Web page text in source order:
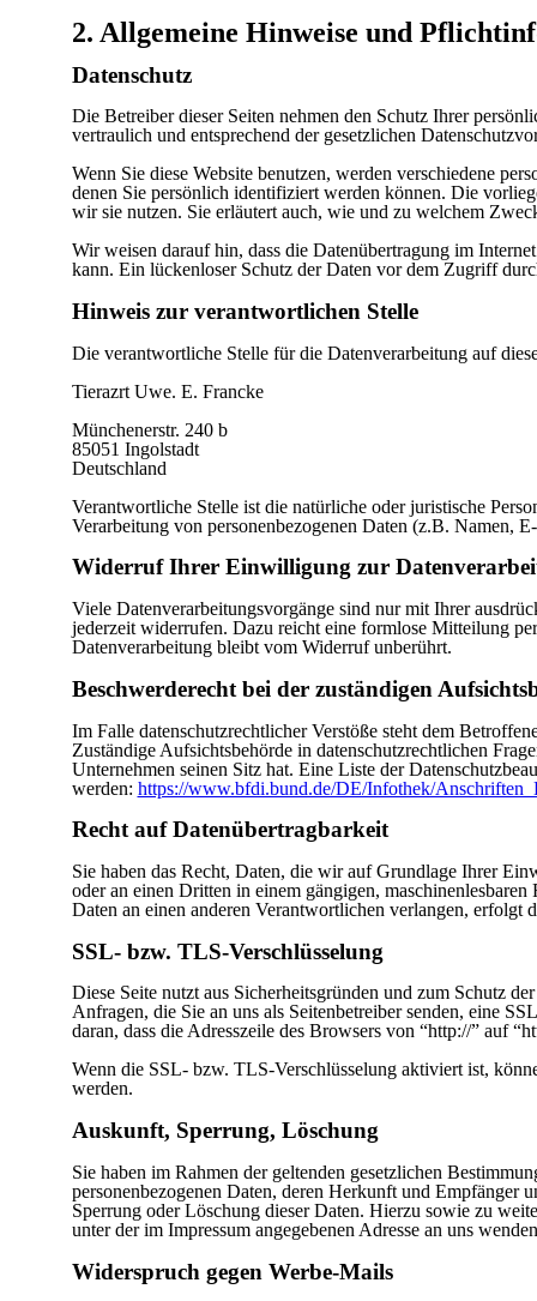
2. Allgemeine Hinweise und
Datenschutz
Die Betreiber dieser Seiten nehmen den Schutz Ihrer
vertraulich und entsprechend der gesetzlichen
Wenn Sie diese Website benutzen, werden verschiedene
denen Sie persönlich identifiziert werden können. Die
wir sie nutzen. Sie erläutert auch, wie und zu welchem
Wir weisen darauf hin, dass die Datenübertragung im
kann. Ein lückenloser Schutz der Daten vor dem Zugriff
Hinweis zur verantwortlichen Stelle
Die verantwortliche Stelle für die Datenverarbeitung auf
Tierazrt Uwe. E. Francke
Münchenerstr. 240 b
85051 Ingolstadt
Deutschland
Verantwortliche Stelle ist die natürliche oder juristische
Verarbeitung von personenbezogenen Daten (z.B. Namen,
Widerruf Ihrer Einwilligung zur
Viele Datenverarbeitungsvorgänge sind nur mit Ihrer
jederzeit widerrufen. Dazu reicht eine formlose Mitteilung
Datenverarbeitung bleibt vom Widerruf unberührt.
Beschwerderecht bei der zuständigen
Im Falle datenschutzrechtlicher Verstöße steht dem
Zuständige Aufsichtsbehörde in datenschutzrechtlichen
Unternehmen seinen Sitz hat. Eine Liste der
werden: https://www.bfdi.bund.de/DE/Infothek/
Recht auf Datenübertragbarkeit
Sie haben das Recht, Daten, die wir auf Grundlage Ihrer
oder an einen Dritten in einem gängigen,
Daten an einen anderen Verantwortlichen verlangen, erfolgt
SSL- bzw. TLS-Verschlüsselung
Diese Seite nutzt aus Sicherheitsgründen und zum Schutz
Anfragen, die Sie an uns als Seitenbetreiber senden, eine
daran, dass die Adresszeile des Browsers von “http://” auf
Wenn die SSL- bzw. TLS-Verschlüsselung aktiviert ist,
werden.
Auskunft, Sperrung, Löschung
Sie haben im Rahmen der geltenden gesetzlichen
personenbezogenen Daten, deren Herkunft und
Sperrung oder Löschung dieser Daten. Hierzu sowie zu
unter der im Impressum angegebenen Adresse an uns
Widerspruch gegen Werbe-Mails